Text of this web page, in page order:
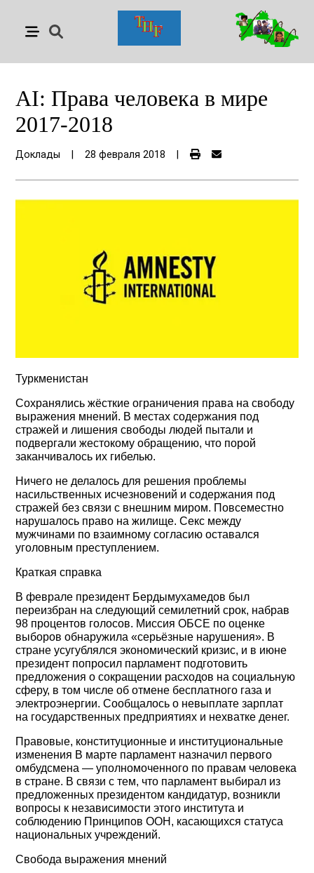
AI: Права человека в мире
2017-2018
Доклады 28 февраля 2018
Туркменистан
Сохранялись жёсткие ограничения права на свободу
выражения мнений. В местах содержания под
стражей и лишения свободы людей пытали и
подвергали жестокому обращению, что порой
заканчивалось их гибелью.
Ничего не делалось для решения проблемы
насильственных исчезновений и содержания под
стражей без связи с внешним миром. Повсеместно
нарушалось право на жилище. Секс между
мужчинами по взаимному согласию оставался
уголовным преступлением.
Краткая справка
В феврале президент Бердымухамедов был
переизбран на следующий семилетний срок, набрав
98 процентов голосов. Миссия ОБСЕ по оценке
выборов обнаружила «серьёзные нарушения». В
стране усугублялся экономический кризис, и в июне
президент попросил парламент подготовить
предложения о сокращении расходов на социальную
сферу, в том числе об отмене бесплатного газа и
электроэнергии. Сообщалось о невыплате зарплат
на государственных предприятиях и нехватке денег.
Правовые, конституционные и институциональные
изменения В марте парламент назначил первого
омбудсмена — уполномоченного по правам человека
в стране. В связи с тем, что парламент выбирал из
предложенных президентом кандидатур, возникли
вопросы к независимости этого института и
соблюдению Принципов ООН, касающихся статуса
национальных учреждений.
Свобода выражения мнений